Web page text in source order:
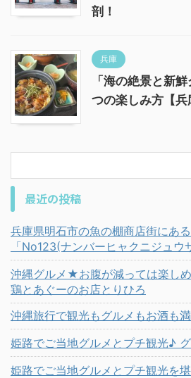
剖！
兵庫
「海の絶景と新
つの楽しみ方【兵
最近の投稿
兵庫県明石市の魚の棚商店街にあ
「No123(ナンバーヒャクニジュ
沖縄グルメ★お腹が減っては楽し
鶏とあぐーのお店とりひろ
沖縄旅行で観光もグルメもお酒も
姫路でご当地グルメとプチ観光♪
姫路でご当地グルメとプチ観光を